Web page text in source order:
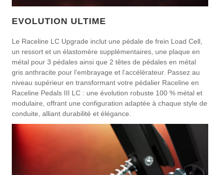
EVOLUTION ULTIME
Le Raceline LC Upgrade inclut une pédale de frein Load Cell,
un ressort et un élastomère supplémentaires, une plaque en
métal pour 3 pédales ainsi que 2 têtes de pédales en métal
gris anthracite pour l’embrayage et l’accélérateur. Passez au
niveau supérieur en transformant votre pédalier Raceline en
Raceline Pedals III LC : une évolution robuste 100 % métal et
modulaire, offrant une configuration adaptée à chaque style de
conduite, alliant durabilité et élégance.